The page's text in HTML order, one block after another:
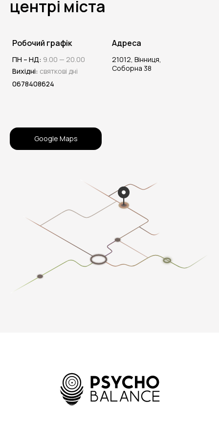
центрі міста
Робочий графік
ПН – НД: 9.00 — 20.00
Вихідні: святкові дні
0678408624
Адреса
21012, Вінниця,
Соборна 38
Google Maps